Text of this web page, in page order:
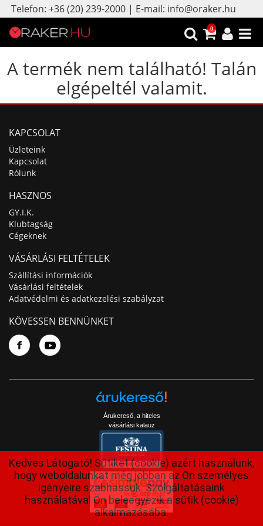
Telefon: +36 (20) 239-2000 | E-mail: info@oraker.hu
0
A termék nem található! Talán
elgépeltél valamit.
KAPCSOLAT
Üzleteink
Kapcsolat
Rólunk
HASZNOS
GY.I.K.
Klubtagság
Cégeknek
VÁSÁRLÁSI FELTÉTELEK
Szállítási információk
Vásárlási feltételek
Adatvédelmi és adatkezelési szabályzat
KÖVESSEN BENNÜNKET
Árukereső, a hiteles
vásárlási kalauz
Kedves Látogató! Sütiket (cookie) azért használunk,
hogy weboldalunkat még jobban az Ön személyes
igényeire szabhassuk. Szolgáltatásaink
használatával Ön beleegyezik a sütik (cookie)
alkalmazásába.